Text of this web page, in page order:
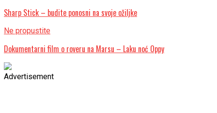
Sharp Stick – budite ponosni na svoje ožiljke
Ne propustite
Dokumentarni film o roveru na Marsu – Laku noć Oppy
Advertisement